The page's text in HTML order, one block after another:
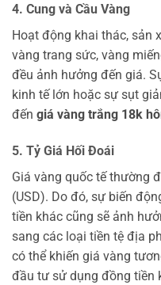
4. Cung và Cầu Vàng
Hoạt động khai thác, sản
vàng trang sức, vàng
đều ảnh hưởng đến giá.
kinh tế lớn hoặc sự sụt
đến giá vàng trắng 18k
5. Tỷ Giá Hối Đoái
Giá vàng quốc tế thường
(USD). Do đó, sự biến
tiền khác cũng sẽ ảnh
sang các loại tiền tệ địa
có thể khiến giá vàng
đầu tư sử dụng đồng tiền